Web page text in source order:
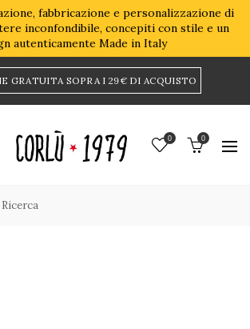
fabbricazione e personalizzazione di
inconfondibile, concepiti con stile e un
autenticamente Made in Italy
GRATUITA SOPRA I 29€ DI ACQUISTO
0 0
Ricerca